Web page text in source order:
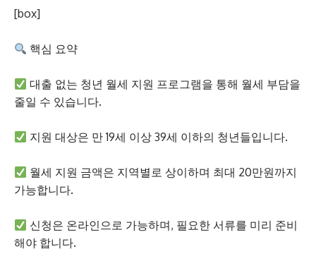
[box]
핵심 요약
대출 없는 청년 월세 지원 프로그램을 통해 월세 부담을
줄일 수 있습니다.
지원 대상은 만 19세 이상 39세 이하의 청년들입니다.
월세 지원 금액은 지역별로 상이하며 최대 20만원까지
가능합니다.
신청은 온라인으로 가능하며, 필요한 서류를 미리 준비
해야 합니다.